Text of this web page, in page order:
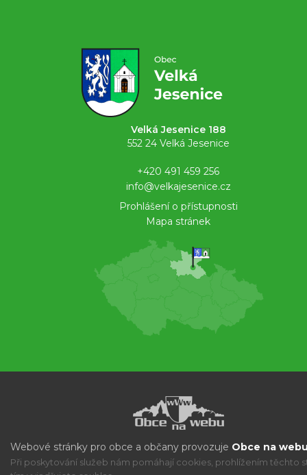
Velká Jesenice 188
552 24 Velká Jesenice
+420 491 459 256
info@velkajesenice.cz
Prohlášení o přístupnosti
Mapa stránek
Webové stránky pro obce a občany provozuje Obce na
Při poskytování služeb nám pomáhají cookies, prohlížením těchto